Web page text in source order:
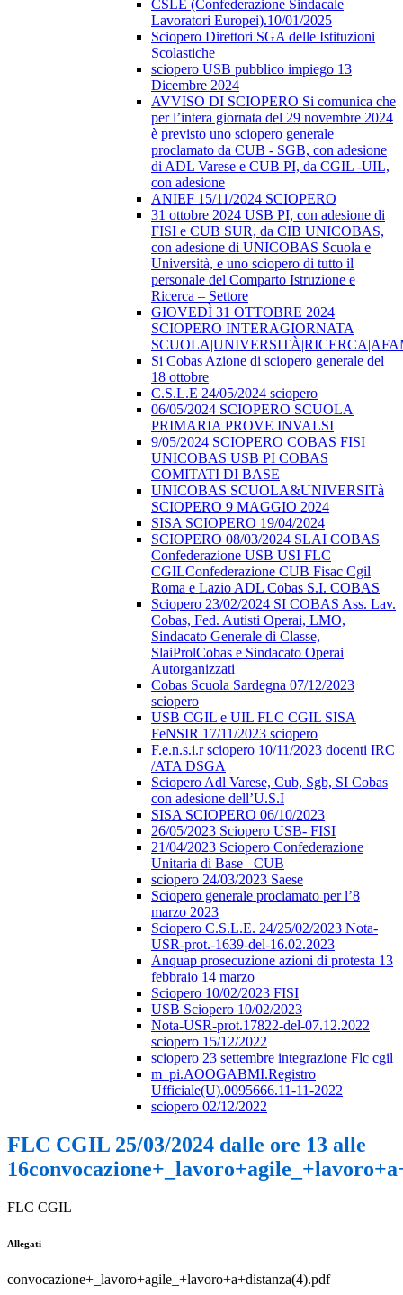
CSLE (Confederazione Sindacale
Lavoratori Europei).10/01/2025
Sciopero Direttori SGA delle Istituzioni
Scolastiche
sciopero USB pubblico impiego 13
Dicembre 2024
AVVISO DI SCIOPERO Si comunica che
per l’intera giornata del 29 novembre 2024
è previsto uno sciopero generale
proclamato da CUB - SGB, con adesione
di ADL Varese e CUB PI, da CGIL -UIL,
con adesione
ANIEF 15/11/2024 SCIOPERO
31 ottobre 2024 USB PI, con adesione di
FISI e CUB SUR, da CIB UNICOBAS,
con adesione di UNICOBAS Scuola e
Università, e uno sciopero di tutto il
personale del Comparto Istruzione e
Ricerca – Settore
GIOVEDÌ 31 OTTOBRE 2024
SCIOPERO INTERAGIORNATA
Si Cobas Azione di sciopero generale del
18 ottobre
C.S.L.E 24/05/2024 sciopero
06/05/2024 SCIOPERO SCUOLA
PRIMARIA PROVE INVALSI
9/05/2024 SCIOPERO COBAS FISI
UNICOBAS USB PI COBAS
COMITATI DI BASE
UNICOBAS SCUOLA&UNIVERSITà
SCIOPERO 9 MAGGIO 2024
SISA SCIOPERO 19/04/2024
SCIOPERO 08/03/2024 SLAI COBAS
Confederazione USB USI FLC
CGILConfederazione CUB Fisac Cgil
Roma e Lazio ADL Cobas S.I. COBAS
Sciopero 23/02/2024 SI COBAS Ass. Lav.
Cobas, Fed. Autisti Operai, LMO,
Sindacato Generale di Classe,
SlaiProlCobas e Sindacato Operai
Autorganizzati
Cobas Scuola Sardegna 07/12/2023
sciopero
USB CGIL e UIL FLC CGIL SISA
FeNSIR 17/11/2023 sciopero
F.e.n.s.i.r sciopero 10/11/2023 docenti IRC
/ATA DSGA
Sciopero Adl Varese, Cub, Sgb, SI Cobas
con adesione dell’U.S.I
SISA SCIOPERO 06/10/2023
26/05/2023 Sciopero USB- FISI
21/04/2023 Sciopero Confederazione
Unitaria di Base –CUB
sciopero 24/03/2023 Saese
Sciopero generale proclamato per l’8
marzo 2023
Sciopero C.S.L.E. 24/25/02/2023 Nota-
USR-prot.-1639-del-16.02.2023
Anquap prosecuzione azioni di protesta 13
febbraio 14 marzo
Sciopero 10/02/2023 FISI
USB Sciopero 10/02/2023
Nota-USR-prot.17822-del-07.12.2022
sciopero 15/12/2022
sciopero 23 settembre integrazione Flc cgil
m_pi.AOOGABMI.Registro
Ufficiale(U).0095666.11-11-2022
sciopero 02/12/2022
FLC CGIL 25/03/2024 dalle ore 13 alle
FLC CGIL
Allegati
convocazione+_lavoro+agile_+lavoro+a+distanza(4).pdf